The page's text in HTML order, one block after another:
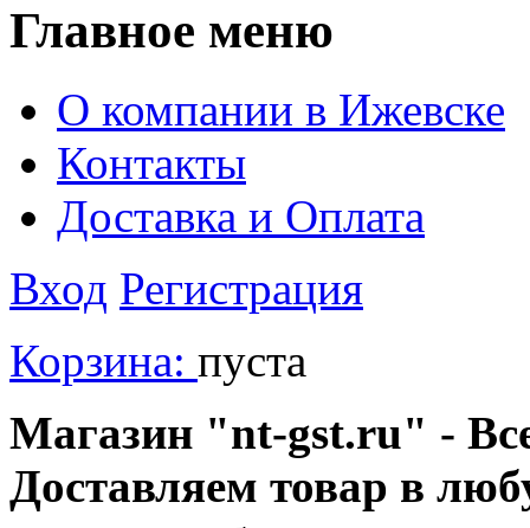
Главное меню
О компании в Ижевске
Контакты
Доставка и Оплата
Вход Регистрация
Корзина: пуста
Магазин "nt-gst.ru" -
Доставляем товар в